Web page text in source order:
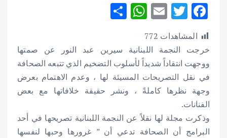
F
ac
e
b
o
o
k
T
w
it
te
r
E
ai
l
W
at
s
A
p
e
المشاهدات 772
خرجت النجمة اللبنانية سيرين عبد النور عن صمتها
ووجهت انتقاداً شديداً لأسلوب التضخيم الذي تتبعه الصحافة
في نقل التصريحات المسيئة لها ، وعدم الاهتمام بعرض
وجهة نظرها كاملةً ، ونشر حقيقة خلافاتها مع بعض
الفنانات.
وذكرت مجلة لها نقلاً عن النجمة اللبنانية تصريحها في أحد
البرامج أن الصحافة تدعي أن ” غرورها وحبها لنفسها